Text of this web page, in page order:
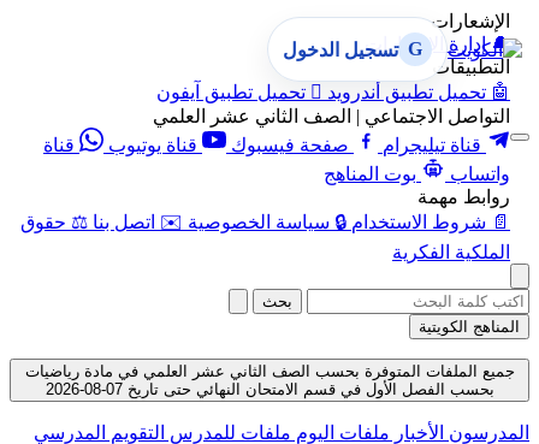
الإشعارات
🔔 إدارة الإشعارات
التطبيقات
🤖 تحميل تطبيق أندرويد  تحميل تطبيق آيفون
التواصل الاجتماعي | الصف الثاني عشر العلمي
قناة تيليجرام
صفحة فيسبوك قناة يوتيوب
قناة
واتساب
بوت المناهج
روابط مهمة
📄 شروط الاستخدام 🔒 سياسة الخصوصية ✉️ اتصل بنا ⚖️ حقوق
الملكية الفكرية
G تسجيل الدخول
بحث
المناهج الكويتية
جميع الملفات المتوفرة بحسب الصف الثاني عشر العلمي في مادة رياضيات
بحسب الفصل الأول في قسم الامتحان النهائي حتى تاريخ 07-08-2026
المدرسون الأخبار ملفات اليوم ملفات للمدرس التقويم المدرسي